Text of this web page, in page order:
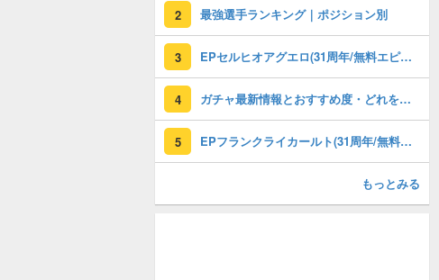
2 最強選手ランキング｜ポジション別
3 EPセルヒオアグエロ(31周年/無料エピック)の評価とおすすめ育成・スキル追加
4 ガチャ最新情報とおすすめ度・どれを引くべき？
5 EPフランクライカールト(31周年/無料エピック)の評価とおすすめ育成・スキル追加
もっとみる